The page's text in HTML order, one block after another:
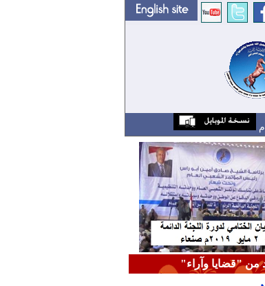
من "قضايا وآراء"